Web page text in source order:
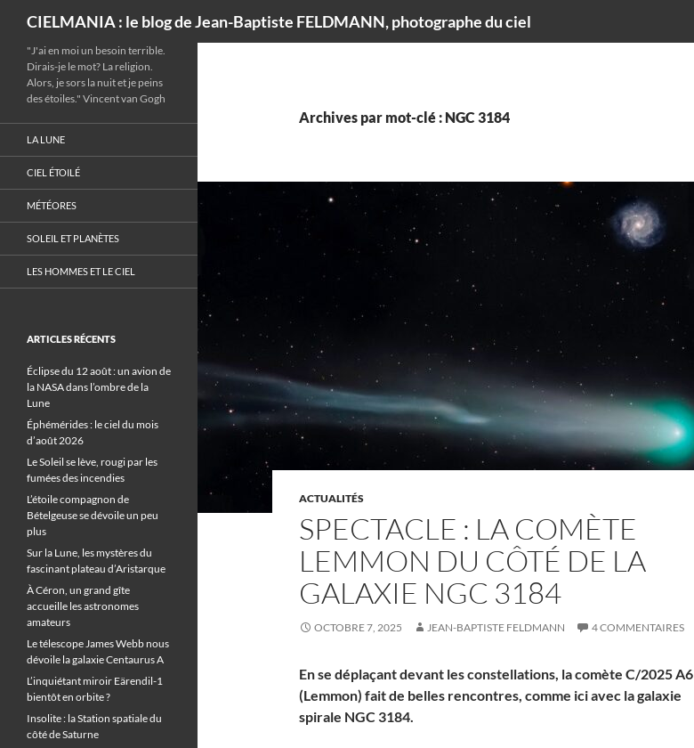
CIELMANIA : le blog de Jean-Baptiste FELDMANN, photographe du ciel
Archives par mot-clé : NGC 3184
ACTUALITÉS
SPECTACLE : LA COMÈTE
LEMMON DU CÔTÉ DE LA
GALAXIE NGC 3184
OCTOBRE 7, 2025 JEAN-BAPTISTE FELDMANN 4 COMMENTAIRES
En se déplaçant devant les constellations, la comète C/2025 A6
(Lemmon) fait de belles rencontres, comme ici avec la galaxie
spirale NGC 3184.
"J'ai en moi un besoin terrible.
Dirais-je le mot? La religion.
Alors, je sors la nuit et je peins
des étoiles." Vincent van Gogh
LA LUNE
CIEL ÉTOILÉ
MÉTÉORES
SOLEIL ET PLANÈTES
LES HOMMES ET LE CIEL
ARTICLES RÉCENTS
Éclipse du 12 août : un avion de
la NASA dans l’ombre de la
Lune
Éphémérides : le ciel du mois
d’août 2026
Le Soleil se lève, rougi par les
fumées des incendies
L’étoile compagnon de
Bételgeuse se dévoile un peu
plus
Sur la Lune, les mystères du
fascinant plateau d’Aristarque
À Céron, un grand gîte
accueille les astronomes
amateurs
Le télescope James Webb nous
dévoile la galaxie Centaurus A
L’inquiétant miroir Eärendil-1
bientôt en orbite ?
Insolite : la Station spatiale du
côté de Saturne